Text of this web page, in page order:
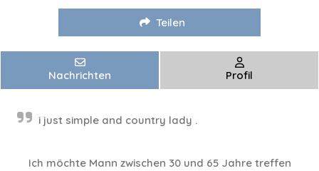
Teilen
Nachrichten Profil
i just simple and country lady .
Ich möchte Mann zwischen 30 und 65 Jahre treffen